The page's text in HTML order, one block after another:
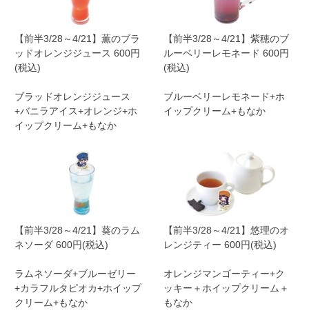
【前半3/28～4/21】薫のブラ
ッドオレンジジュース 600円
(税込)
ブラッドオレンジジュース
+バニラアイス+オレンジ+ホ
イップクリーム+もなか
【前半3/28～4/21】紫穂のブ
ルーベリーレモネード 600円
(税込)
ブルーベリーレモネード+ホ
イップクリーム+もなか
【前半3/28～4/21】葵のラム
ネソーダ 600円(税込)
ラムネソーダ+ブルーゼリー
+カラフルタピオカ+ホイップ
クリーム+もなか
【前半3/28～4/21】悠理のオ
レンジティー 600円(税込)
オレンジマンゴーティー+ク
ッキー＋ホイップクリーム＋
もなか